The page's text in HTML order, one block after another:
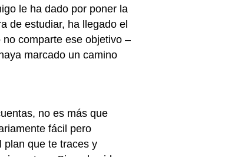
le ha dado por poner la
de estudiar, ha llegado el
comparte ese objetivo –
marcado un camino
no es más que
fácil pero
plan que te traces y